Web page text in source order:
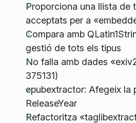
Proporciona una llista de
acceptats per a
Compara amb
gestió de tots els tipus
No falla amb dades
375131)
epubextractor: Afegeix la
ReleaseYear
Refactoritza